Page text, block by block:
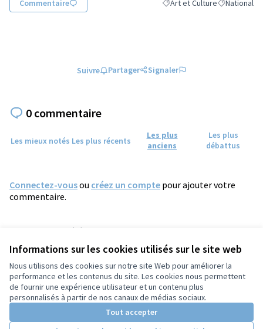
Informations sur les cookies utilisés sur le site web
Nous utilisons des cookies sur notre site Web pour améliorer la
performance et les contenus du site. Les cookies nous permettent
de fournir une expérience utilisateur et un contenu plus
personnalisés à partir de nos canaux de médias sociaux.
Tout accepter
Commentaire Filtrer les résultats de la
Art et CultureFiltrer les
National
Suivre Partager Signaler
0 commentaire
Les mieux notés Les plus récents
Les plus
anciens
Les plus
débattus
Connectez-vousou créez un compte pour ajouter votre
commentaire.
Référence : tours-PROP-2024-12-1714
Vérifiez l'empreinte numérique
Conditions d'utilisation
Paramètres des cookies